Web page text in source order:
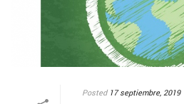
Posted 17 septiembre, 2019